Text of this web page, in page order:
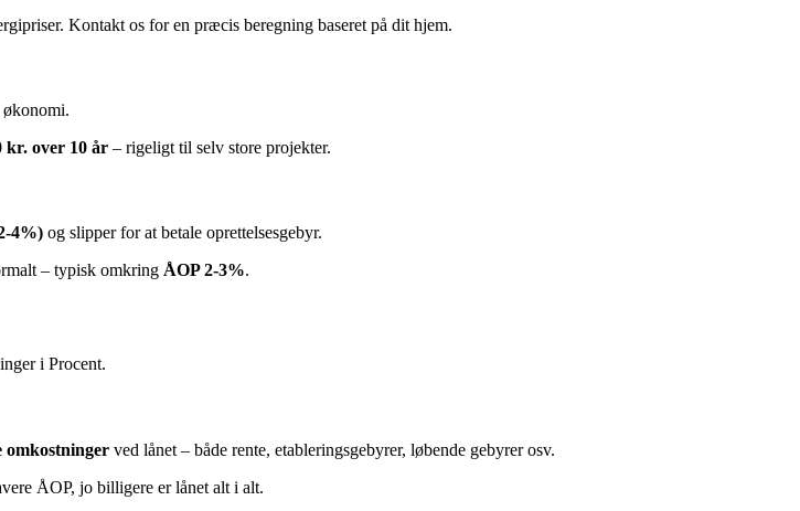
Kontakt os for en præcis beregning baseret på dit hjem.
økonomi.
kr. over 10 år – rigeligt til selv store projekter.
4%) og slipper for at betale oprettelsesgebyr.
– typisk omkring ÅOP 2-3%.
i Procent.
omkostninger ved lånet – både rente, etableringsgebyrer, løbende gebyrer osv.
ÅOP, jo billigere er lånet alt i alt.